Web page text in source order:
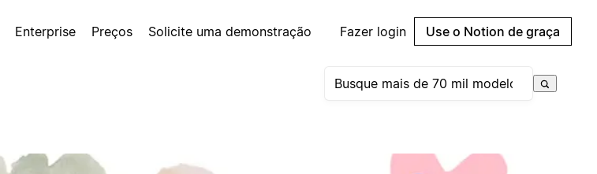
Enterprise Preços Solicite uma demonstração Fazer login Use o Notion de graça